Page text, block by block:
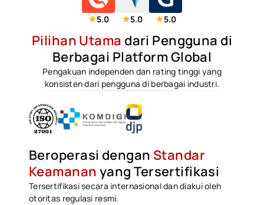
5.0 5.0 5.0
Pilihan Utama dari Pengguna di
Berbagai Platform Global
Pengakuan independen dan rating tinggi yang
konsisten dari pengguna di berbagai industri.
Beroperasi dengan Standar
Keamanan yang Tersertifikasi
Tersertifikasi secara internasional dan diakui oleh
otoritas regulasi resmi.